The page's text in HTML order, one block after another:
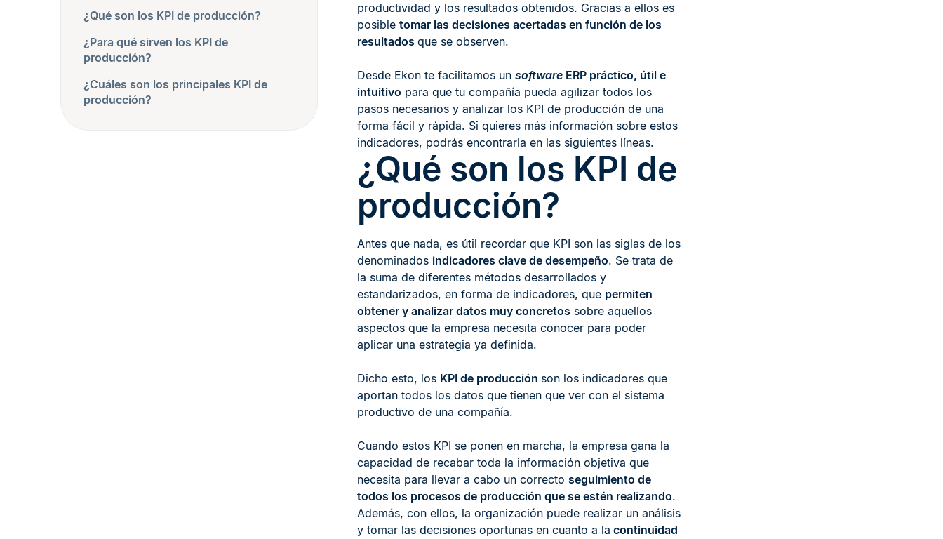
¿Qué son los KPI de producción?
¿Para qué sirven los KPI de
producción?
¿Cuáles son los principales KPI de
producción?
productividad y los resultados obtenidos. Gracias a ellos es
posible tomar las decisiones acertadas en función de los
resultados que se observen.
Desde Ekon te facilitamos un softwareERP práctico, útil e
intuitivo para que tu compañía pueda agilizar todos los
pasos necesarios y analizar los KPI de producción de una
forma fácil y rápida. Si quieres más información sobre estos
indicadores, podrás encontrarla en las siguientes líneas.
¿Qué son los KPI de
producción?
Antes que nada, es útil recordar que KPI son las siglas de los
denominados indicadores clave de desempeño. Se trata de
la suma de diferentes métodos desarrollados y
estandarizados, en forma de indicadores, que permiten
obtener y analizar datos muy concretos sobre aquellos
aspectos que la empresa necesita conocer para poder
aplicar una estrategia ya definida.
Dicho esto, los KPI de producción son los indicadores que
aportan todos los datos que tienen que ver con el sistema
productivo de una compañía.
Cuando estos KPI se ponen en marcha, la empresa gana la
capacidad de recabar toda la información objetiva que
necesita para llevar a cabo un correcto seguimiento de
todos los procesos de producción que se estén realizando.
Además, con ellos, la organización puede realizar un análisis
y tomar las decisiones oportunas en cuanto a la continuidad